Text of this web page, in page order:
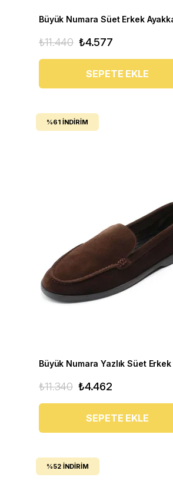
₺4.577
₺11.440
SEPETE EKLE
₺4.462
₺11.340
SEPETE EKLE
%61 İNDIRIM
%52 İNDIRIM